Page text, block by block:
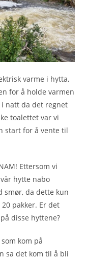
varme i hytta,
for å holde varmen
natt da det regnet
toalettet var vi
start for å vente til
Ettersom vi
hytte nabo
smør, da dette kun
pakker. Er det
disse hyttene?
kom på
sa det kom til å bli